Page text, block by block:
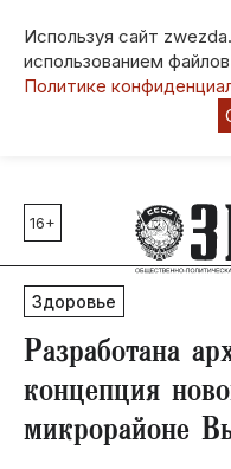
Используя сайт
использованием
Политике
Главные темы
80 лет Победы
Молодежная столица
СВО
Выборы в Пермском
Социальная
Инфраструктура
16+
Здоровье
​Разработана
концепция
микрорайоне